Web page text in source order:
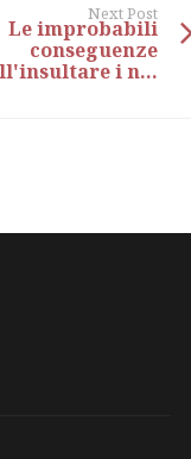
Next Post
Le improbabili
conseguenze
i n...